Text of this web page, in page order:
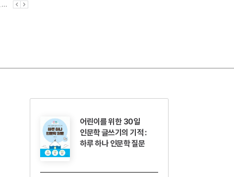
이전다음
어린이를 위한 30일
인문학 글쓰기의 기적 :
하루 하나 인문학 질문